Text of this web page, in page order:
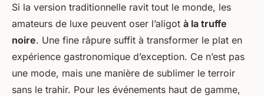
Si la version traditionnelle ravit tout le monde, les
amateurs de luxe peuvent oser l’aligot à la truffe
noire. Une fine râpure suffit à transformer le plat en
expérience gastronomique d’exception. Ce n’est pas
une mode, mais une manière de sublimer le terroir
sans le trahir. Pour les événements haut de gamme,